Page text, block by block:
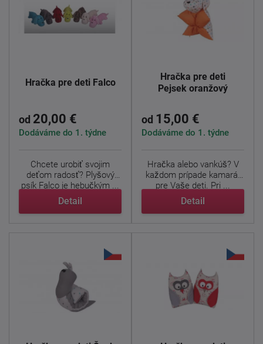
Hračka pre deti Falco
od 20,00 €
Dodáváme do 1. týdne
Chcete urobiť svojim
deťom radosť? Plyšový
psík Falco je hebučkým ...
Detail
Hračka pre deti
Pejsek oranžový
od 15,00 €
Dodáváme do 1. týdne
Hračka alebo vankúš? V
každom prípade kamarát
pre Vaše deti. Pri ...
Detail